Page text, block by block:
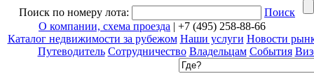
Поиск по номеру лота:
Поиск
О компании, схема проезда | +7 (495) 258-88-66
Каталог недвижимости за рубежом Наши услуги Новости
Путеводитель Сотрудничество Владельцам События